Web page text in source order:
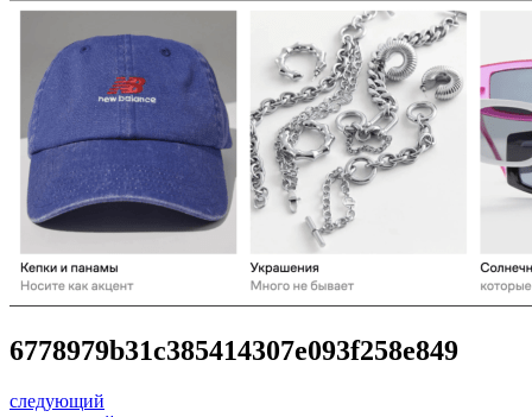
6778979b31c385414307e093f258e849
следующий